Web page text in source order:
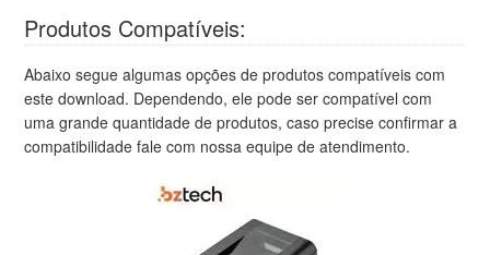
Produtos Compatíveis:
Abaixo segue algumas opções de produtos compatíveis com
este download. Dependendo, ele pode ser compatível com
uma grande quantidade de produtos, caso precise confirmar a
compatibilidade fale com nossa equipe de atendimento.